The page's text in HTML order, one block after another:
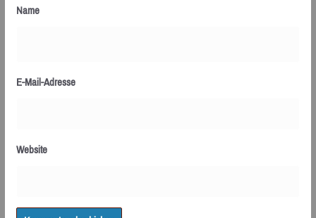
Name
E-Mail-Adresse
Website